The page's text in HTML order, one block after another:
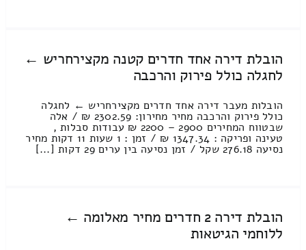
הובלת דירה אחד חדרים קטנה מקצירחריש ←
לחגלה כולל פירוק והרכבה
הובלות מעבר דירה אחד חדרים מקצירחריש ← לחגלה
כולל פירוק והרכבה מחיר מחירון: 2302.59 ₪ / אלה
שבטווח המחירים 2900 – 2200 ₪ עבודות סבלות ,
טעינה ופריקה : 1347.34 ₪ / זמן : 1 שעות 11 דקות מחיר
נסיעה 276.18 שקל / זמן נסיעה בין ערים 29 דקות [...]
הובלת דירה 2 חדרים מחיר מאלומה ←
ללוחמי הגיטאות